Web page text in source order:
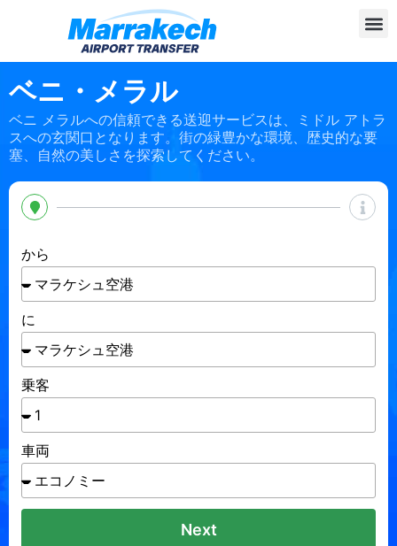
ベニ・メラル
ベニ メラルへの信頼できる送迎サービスは、ミドル アトラ
スへの玄関口となります。街の緑豊かな環境、歴史的な要
塞、自然の美しさを探索してください。
から
に
乗客
車両
Next